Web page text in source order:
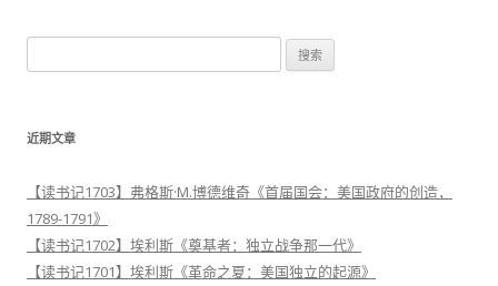
索
近期文章
【读书记1703】弗格斯·M.博德维奇《首届国会：美国政府的创造，
1789-1791》
【读书记1702】埃利斯《奠基者：独立战争那一代》
【读书记1701】埃利斯《革命之夏：美国独立的起源》